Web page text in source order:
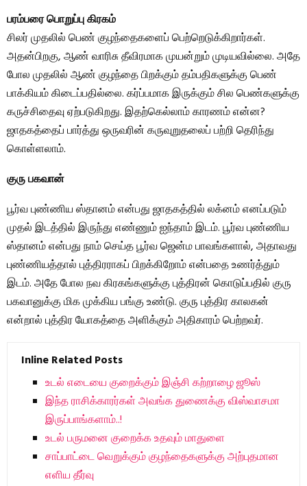
பரம்பரை பொறுப்பு கிரகம்
சிலர் முதலில் பெண் குழந்தைகளைப் பெற்றெடுக்கிறார்கள்.
அதன்பிறகு, ஆண் வாரிசு தீவிரமாக முயன்றும் முடியவில்லை. அதே
போல முதலில் ஆண் குழந்தை பிறக்கும் தம்பதிகளுக்கு பெண்
பாக்கியம் கிடைப்பதில்லை. கர்ப்பமாக இருக்கும் சில பெண்களுக்கு
கருச்சிதைவு ஏற்படுகிறது. இதற்கெல்லாம் காரணம் என்ன?
ஜாதகத்தைப் பார்த்து ஒருவரின் கருவுறுதலைப் பற்றி தெரிந்து
கொள்ளலாம்.
குரு பகவான்
பூர்வ புண்ணிய ஸ்தானம் என்பது ஜாதகத்தில் லக்னம் எனப்படும்
முதல் இடத்தில் இருந்து எண்ணும் ஐந்தாம் இடம். பூர்வ புண்ணிய
ஸ்தானம் என்பது நாம் செய்த பூர்வ ஜென்ம பாவங்களால், அதாவது
புண்ணியத்தால் புத்திரராகப் பிறக்கிறோம் என்பதை உணர்த்தும்
இடம். அதே போல நவ கிரகங்களுக்கு புத்திரன் கொடுப்பதில் குரு
பகவானுக்கு மிக முக்கிய பங்கு உண்டு. குரு புத்திர காலகன்
என்றால் புத்திர யோகத்தை அளிக்கும் அதிகாரம் பெற்றவர்.
Inline Related Posts
உடல் எடையை குறைக்கும் இஞ்சி கற்றாழை ஜூஸ்
இந்த ராசிக்காரர்கள் அவங்க துணைக்கு விஸ்வாசமா
இருப்பாங்களாம்..!
உடல் பருமனை குறைக்க உதவும் மாதுளை
சாப்பாட்டை வெறுக்கும் குழந்தைகளுக்கு அற்புதமான
எளிய தீர்வு